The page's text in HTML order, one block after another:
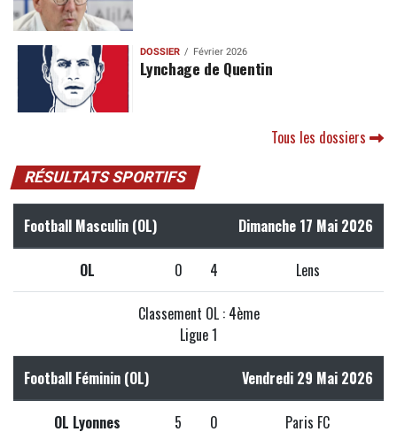
DOSSIER Février 2026
Lynchage de Quentin
Tous les dossiers
RÉSULTATS SPORTIFS
Football Masculin (OL) Dimanche 17 Mai 2026
OL 0 4 Lens
Classement OL : 4ème
Ligue 1
Football Féminin (OL) Vendredi 29 Mai 2026
OL Lyonnes 5 0 Paris FC